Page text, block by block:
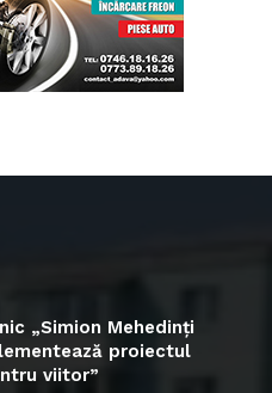
„Simion Mehedinți
proiectul
viitor”